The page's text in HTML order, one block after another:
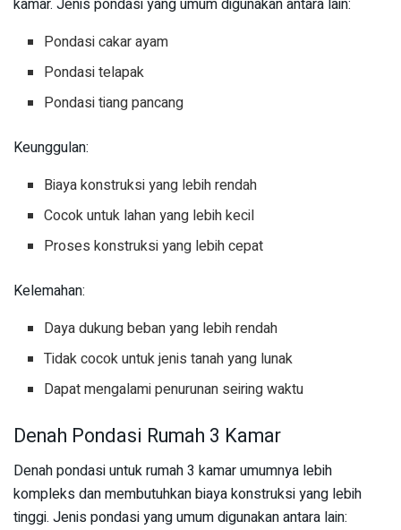
kamar. Jenis pondasi yang umum digunakan antara lain:
Pondasi cakar ayam
Pondasi telapak
Pondasi tiang pancang
Keunggulan:
Biaya konstruksi yang lebih rendah
Cocok untuk lahan yang lebih kecil
Proses konstruksi yang lebih cepat
Kelemahan:
Daya dukung beban yang lebih rendah
Tidak cocok untuk jenis tanah yang lunak
Dapat mengalami penurunan seiring waktu
Denah Pondasi Rumah 3 Kamar
Denah pondasi untuk rumah 3 kamar umumnya lebih
kompleks dan membutuhkan biaya konstruksi yang lebih
tinggi. Jenis pondasi yang umum digunakan antara lain: